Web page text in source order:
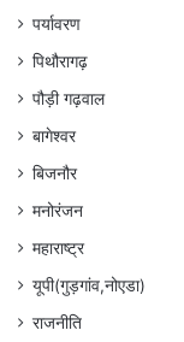
पर्यावरण
पिथौरागढ़
पौड़ी गढ़वाल
बागेश्वर
बिजनौर
मनोरंजन
महाराष्ट्र
यूपी(गुड़गांव,नोएडा)
राजनीति